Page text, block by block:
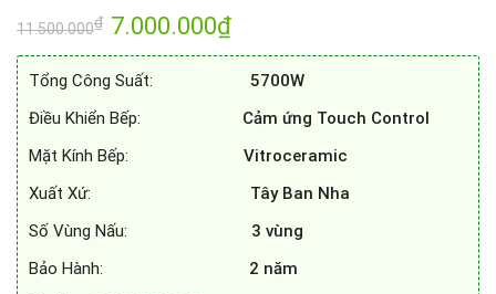
11.500.000₫ Giá
gốc
là:
11.500.000₫.
7.000.000₫Giá
tại
7.000.000₫.
Tổng Công Suất: 5700W
Điều Khiển Bếp: Cảm ứng Touch Control
Mặt Kính Bếp: Vitroceramic
Xuất Xứ: Tây Ban Nha
Số Vùng Nấu: 3 vùng
Bảo Hành: 2 năm